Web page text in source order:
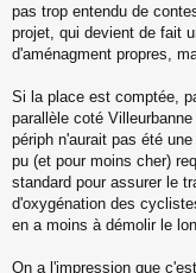
pas trop entendu de
projet, qui devient de fait
d'aménagment propres,
Si la place est comptée,
parallèle coté
périph n'aurait pas été
pu (et pour moins cher)
standard pour assurer le
d'oxygénation des
en a moins à démolir le
On a l'impression que